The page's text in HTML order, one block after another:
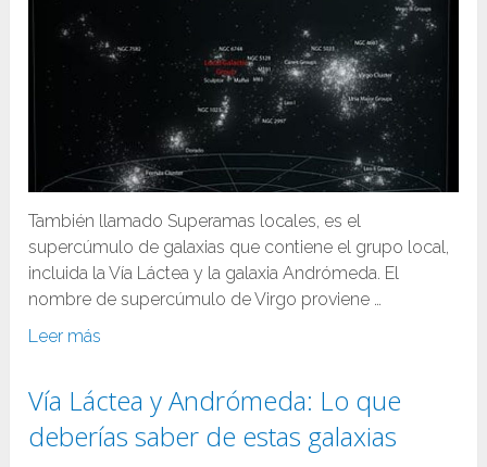
También llamado Superamas locales, es el
supercúmulo de galaxias que contiene el grupo local,
incluida la Vía Láctea y la galaxia Andrómeda. El
nombre de supercúmulo de Virgo proviene …
Leer más
Vía Láctea y Andrómeda: Lo que
deberías saber de estas galaxias